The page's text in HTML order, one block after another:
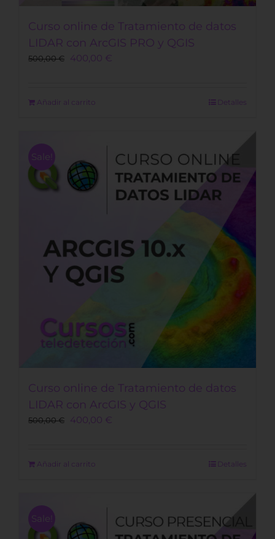
Curso online de Tratamiento de datos
LIDAR con ArcGIS PRO y QGIS
500,00€
Original
500,00 €.
400,00 €
Añadir al carrito Detalles
Sale!
Curso online de Tratamiento de datos
LIDAR con ArcGIS y QGIS
500,00€
Original
500,00 €.
400,00 €
Añadir al carrito Detalles
Sale!